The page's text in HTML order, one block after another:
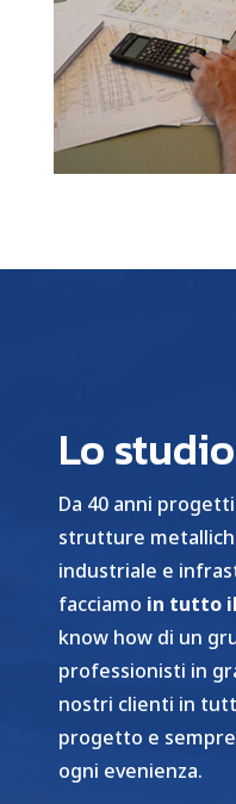
Lo studio
Da 40 anni
strutture
industriale e
facciamo in tutto
know how di un
professionisti in
nostri clienti in
progetto e
ogni evenienza.